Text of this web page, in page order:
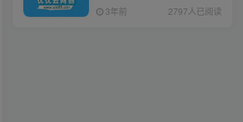
3年前 2797人已阅读